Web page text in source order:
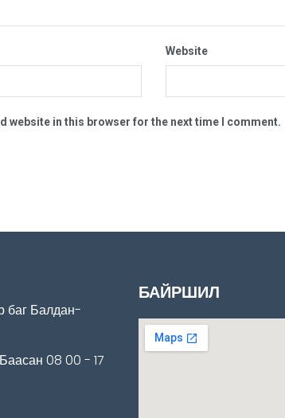
Website
website in this browser for the next time I comment.
баг Балдан-
08 00 - 17
БАЙРШИЛ